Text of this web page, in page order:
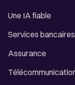
Une IA fiable
Services bancaires
Assurance